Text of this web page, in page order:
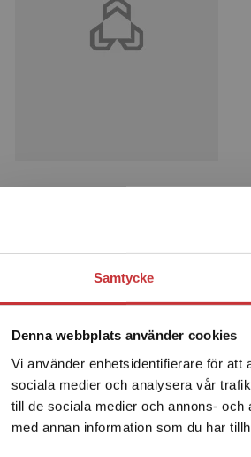
Samtycke
Denna webbplats använder cookies
Vi använder enhetsidentifierare för att
sociala medier och analysera vår
till de sociala medier och annons-
med annan information som du har
Det
enhet